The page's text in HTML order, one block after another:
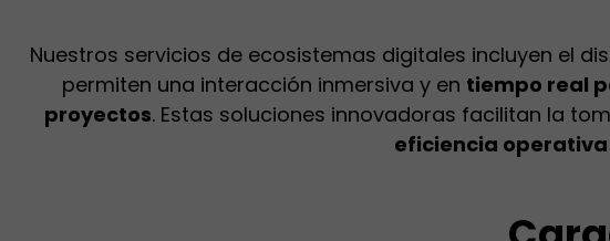
Nuestros servicios de ecosistemas digitales incluyen el
permiten una interacción inmersiva y en tiempo real
proyectos. Estas soluciones innovadoras facilitan la
eficiencia operativa